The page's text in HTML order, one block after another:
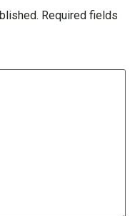
Required fields